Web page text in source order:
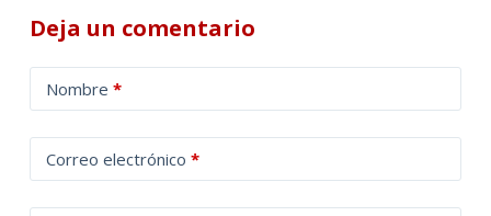
Deja un comentario
Nombre *
Correo electrónico *
l
t